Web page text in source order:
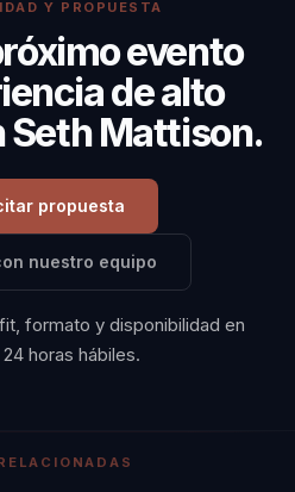
Y PROPUESTA
evento
de alto
Seth Mattison.
propuesta
nuestro equipo
formato y disponibilidad en
horas hábiles.